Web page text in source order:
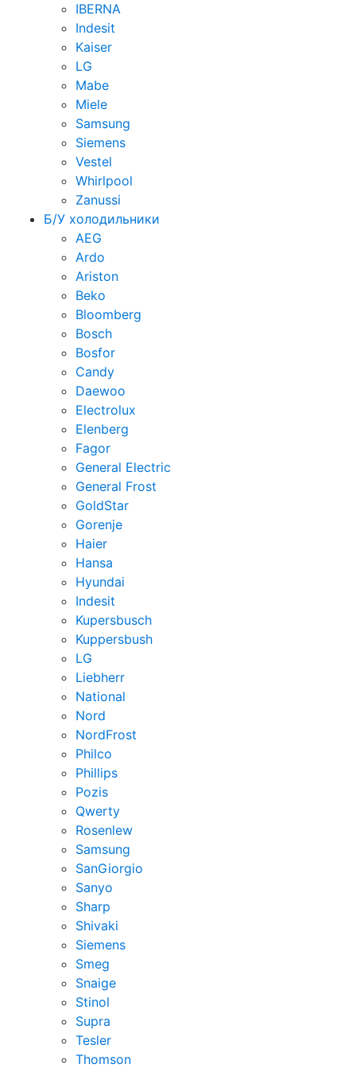
IBERNA
Indesit
Kaiser
LG
Mabe
Miele
Samsung
Siemens
Vestel
Whirlpool
Zanussi
Б/У холодильники
AEG
Ardo
Ariston
Beko
Bloomberg
Bosch
Bosfor
Candy
Daewoo
Electrolux
Elenberg
Fagor
General Electric
General Frost
GoldStar
Gorenje
Haier
Hansa
Hyundai
Indesit
Kupersbusch
Kuppersbush
LG
Liebherr
National
Nord
NordFrost
Philco
Phillips
Pozis
Qwerty
Rosenlew
Samsung
SanGiorgio
Sanyo
Sharp
Shivaki
Siemens
Smeg
Snaige
Stinol
Supra
Tesler
Thomson